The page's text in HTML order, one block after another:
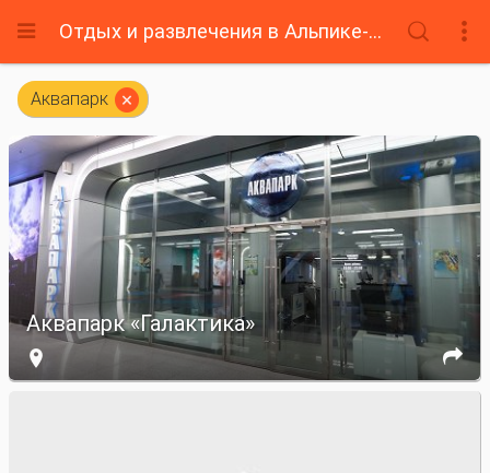
 Отдых и развлечения в Альпике-Сервис  
Аквапарк 
Аквапарк «Галактика»
 